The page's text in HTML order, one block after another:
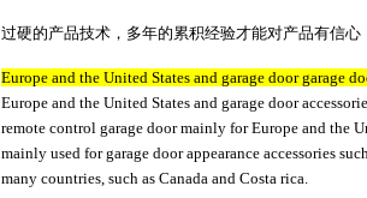
过硬的产品技术，多年的累积经验才能对产品有信心
Europe and the United States and garage door garage
Europe and the United States and garage door
remote control garage door mainly for Europe and the
mainly used for garage door appearance accessories
many countries, such as Canada and Costa rica.